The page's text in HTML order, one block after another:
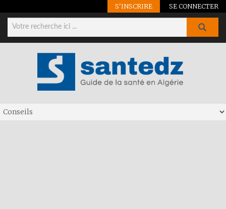
S'INSCRIRE SE CONNECTER